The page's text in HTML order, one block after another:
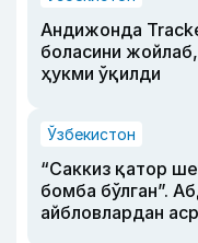
Андижонда
боласини
ҳукми ўқилди
Ўзбекистон
“Саккиз қатор
бомба бўлган”.
айбловлардан